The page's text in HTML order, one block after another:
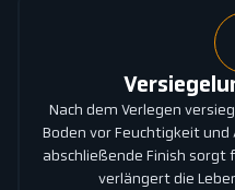
Nach dem Verlegen
Boden vor Feuchtigkeit
abschließende Finish sorgt
verlängert die